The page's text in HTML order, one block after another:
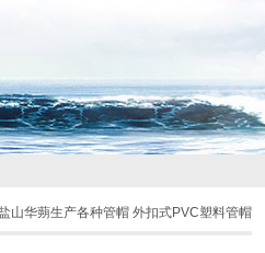
山华蒴生产各种管帽 外扣式PVC塑料管帽